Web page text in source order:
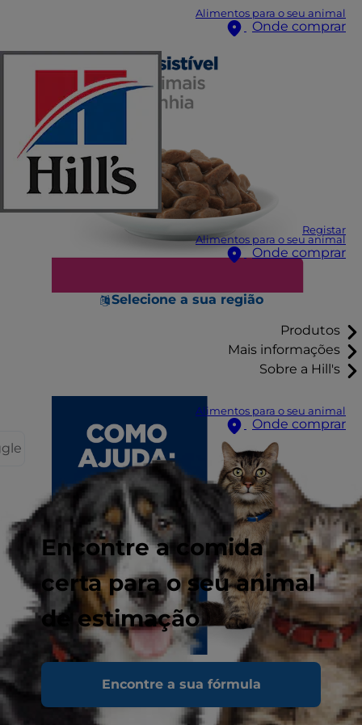
Alimentos para o seu animal
Onde comprar
Registar
Alimentos para o seu animal
Onde comprar
Selecione a sua região
Produtos
Mais informações
Sobre a Hill's
Alimentos para o seu animal
Onde comprar
Encontre a comida
certa para o seu animal
de estimação
Encontre a sua fórmula